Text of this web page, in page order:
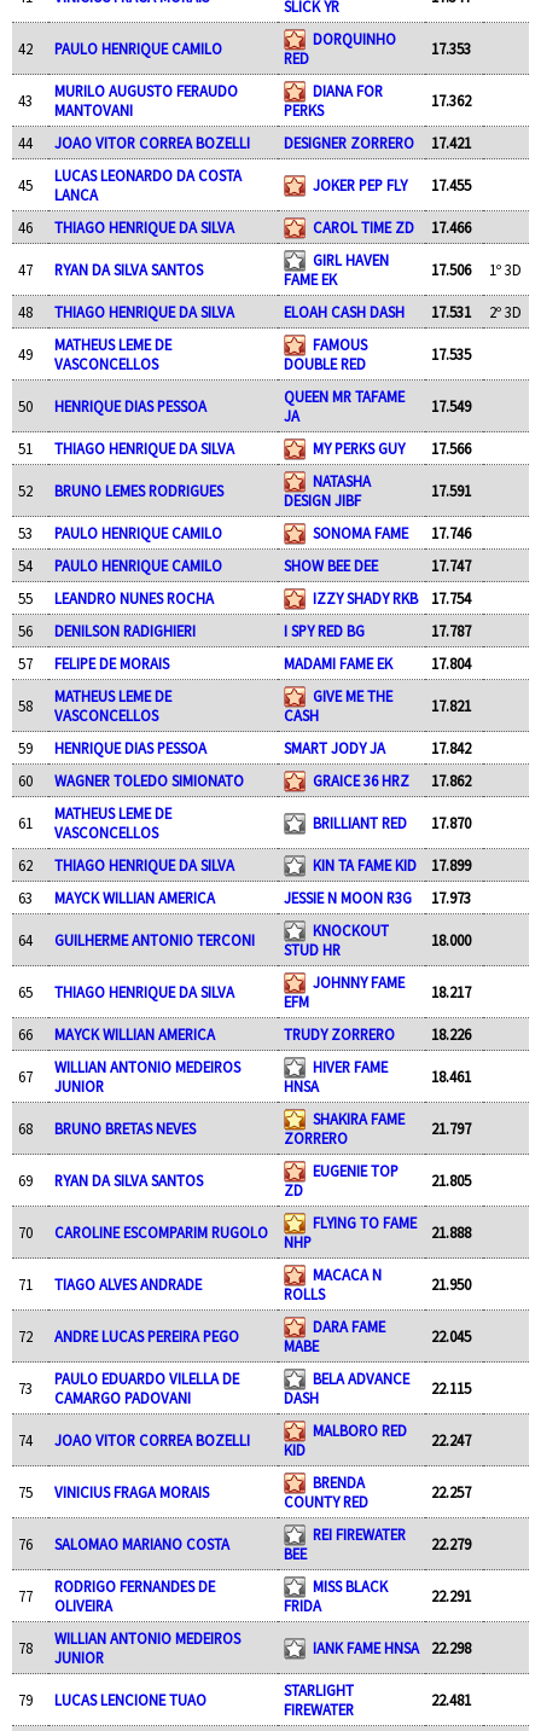
SLICK YR
42 PAULO HENRIQUE CAMILO
DORQUINHO
RED
17.353
43
MURILO AUGUSTO FERAUDO
MANTOVANI
DIANA FOR
PERKS
17.362
44 JOAO VITOR CORREA BOZELLI DESIGNER ZORRERO 17.421
45
LUCAS LEONARDO DA COSTA
LANCA
JOKER PEP FLY 17.455
46 THIAGO HENRIQUE DA SILVA CAROL TIME ZD 17.466
47 RYAN DA SILVA SANTOS
GIRL HAVEN
FAME EK
17.506 1º 3D
48 THIAGO HENRIQUE DA SILVA ELOAH CASH DASH 17.531 2º 3D
49
MATHEUS LEME DE
VASCONCELLOS
FAMOUS
DOUBLE RED
17.535
50 HENRIQUE DIAS PESSOA
QUEEN MR TAFAME
JA
17.549
51 THIAGO HENRIQUE DA SILVA MY PERKS GUY 17.566
52 BRUNO LEMES RODRIGUES
NATASHA
DESIGN JIBF
17.591
53 PAULO HENRIQUE CAMILO SONOMA FAME
17.746
54
PAULO HENRIQUE CAMILO SHOW BEE DEE
17.747
55
LEANDRO NUNES ROCHA IZZY SHADY RKB
17.754
56
DENILSON RADIGHIERI I SPY RED BG
17.787
57
FELIPE DE MORAIS MADAMI FAME EK 17.804
58
MATHEUS LEME DE
VASCONCELLOS
GIVE ME THE
CASH
17.821
59 HENRIQUE DIAS PESSOA SMART JODY JA
17.842
60
WAGNER TOLEDO SIMIONATO GRAICE 36 HRZ 17.862
61
MATHEUS LEME DE
VASCONCELLOS
BRILLIANT RED 17.870
62 THIAGO HENRIQUE DA SILVA KIN TA FAME KID
17.899
63
MAYCK WILLIAN AMERICA JESSIE N MOON R3G 17.973
64 GUILHERME ANTONIO TERCONI
KNOCKOUT
STUD HR
18.000
65 THIAGO HENRIQUE DA SILVA
JOHNNY FAME
EFM
18.217
66 MAYCK WILLIAN AMERICA TRUDY ZORRERO 18.226
67
WILLIAN ANTONIO MEDEIROS
JUNIOR
HIVER FAME
HNSA
18.461
68 BRUNO BRETAS NEVES
SHAKIRA FAME
ZORRERO
21.797
69 RYAN DA SILVA SANTOS
EUGENIE TOP
ZD
21.805
70 CAROLINE ESCOMPARIM RUGOLO
FLYING TO FAME
NHP
21.888
71 TIAGO ALVES ANDRADE
MACACA N
ROLLS
21.950
72 ANDRE LUCAS PEREIRA PEGO
DARA FAME
MABE
22.045
73
PAULO EDUARDO VILELLA DE
CAMARGO PADOVANI
BELA ADVANCE
DASH
22.115
74 JOAO VITOR CORREA BOZELLI
MALBORO RED
KID
22.247
75 VINICIUS FRAGA MORAIS
BRENDA
COUNTY RED
22.257
76 SALOMAO MARIANO COSTA
REI FIREWATER
BEE
22.279
77
RODRIGO FERNANDES DE
OLIVEIRA
MISS BLACK
FRIDA
22.291
78
WILLIAN ANTONIO MEDEIROS
JUNIOR
IANK FAME HNSA 22.298
79 LUCAS LENCIONE TUAO
STARLIGHT
FIREWATER
22.481